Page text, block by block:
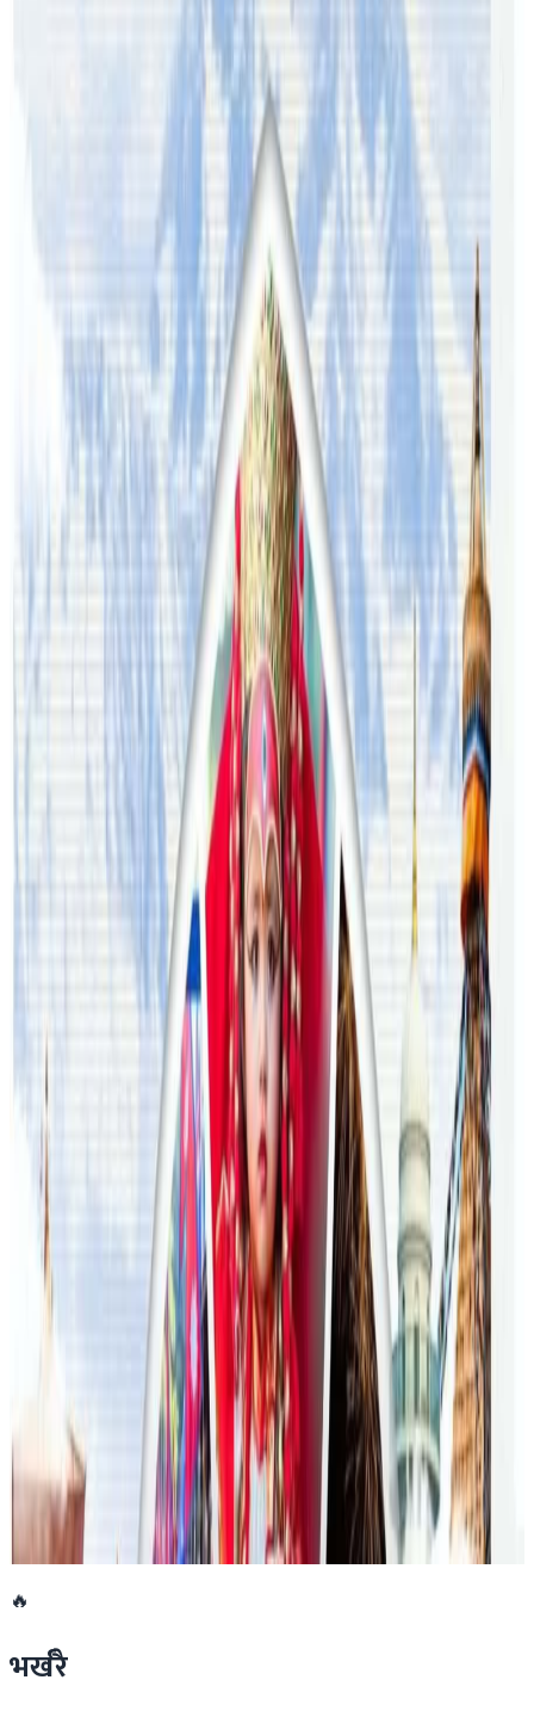
info@nepaltube.com.au
प्रतिक्रिया दिनुहोस
टिप्पणीहरू लोड हुँदैछ…
#kala lamsal #pashupati sharma#teej
सम्बन्धित समाचार
अष्ट्रेलियामा नर्सको तलब पाँचौं पटक वृद्धि
अस्ट्रेलियामा विवाह घट्यो, बढ्यो सम्बन्धविच्छेद
थापाथलीबाट अष्ट्रेलियाका घरको डिजाइन
अष्ट्रेलियामा मन्त्रालयका कर्मचारीले भ्रष्टाचार गरेको
भेटिएपछि शिक्षा मन्त्रीले दिइन् राजीनामा
२०२६ जुलाई २४
अन्तर्राष्ट्रिय विद्यार्थी आकर्षित गर्न भिक्टोरियाले बनायो
फिफा विश्वकपमा अस्ट्रेलियाको टोलीका लागि
रणनीति बनाउने नेपाली युवा
२०२६ जुलाई २३
एनपिएल अष्ट्रेलियाको पाँचौं संस्करणमा कृष्ण कार्की
सबैभन्दा महँगा खेलाडी
२०२६ जुलाई १९
डार्विनमा नेपाल फेस्टिभल हुँदै
२०२६ जुन ११
🔥
भर्खरै